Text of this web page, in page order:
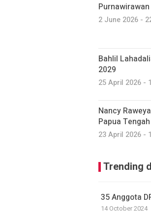
2 June 2026 -
Bahlil
2029
25 April 2026 -
Nancy
Papua Tengah
23 April 2026 -
Trending
35 Anggota
14 October 2024